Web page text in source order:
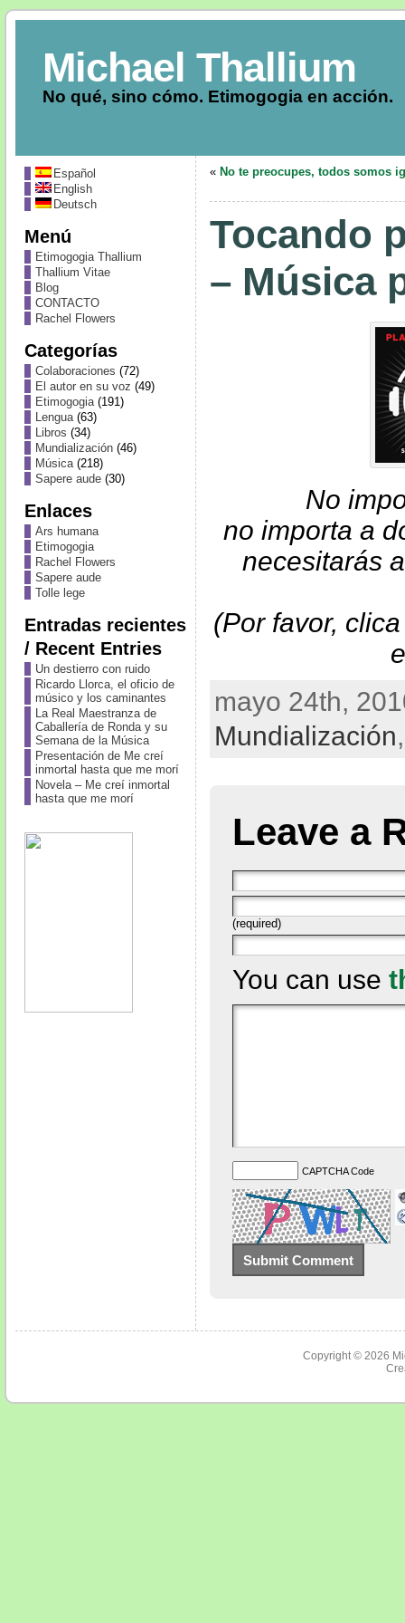
Michael Thallium
No qué, sino cómo. Etimogogia en acción.
Español
English
Deutsch
Menú
Etimogogia Thallium
Thallium Vitae
Blog
CONTACTO
Rachel Flowers
Categorías
Colaboraciones (72)
El autor en su voz (49)
Etimogogia(191)
Lengua(63)
Libros (34)
Mundialización(46)
Música(218)
Sapere aude(30)
Enlaces
Ars humana
Etimogogia
Rachel Flowers
Sapere aude
Tolle lege
Entradas recientes
/ Recent Entries
Un destierro con ruido
Ricardo Llorca, el oficio de
músico y los caminantes
La Real Maestranza de
Caballería de Ronda y su
Semana de la Música
Presentación de Me creí
inmortal hasta que me morí
Novela – Me creí inmortal
hasta que me morí
« No te preocupes, todos somos
Tocando
– Música
No
no importa a
necesitarás
(Por favor,
mayo 24th,
Mundialización
Leave a
(required)
You can use
CAPTCHA Code
Copyright © 2026